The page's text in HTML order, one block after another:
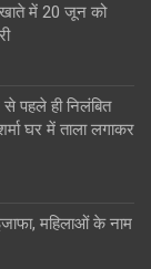
में 20 जून को
पहले ही निलंबित
घर में ताला लगाकर
महिलाओं के नाम